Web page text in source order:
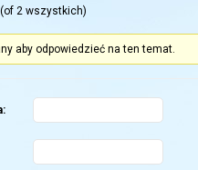
2 wszystkich)
aby odpowiedzieć na ten temat.